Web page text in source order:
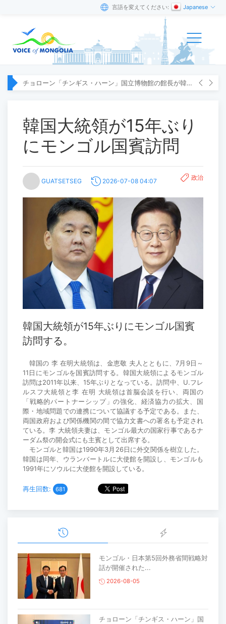
言語を変えてください: Japanese
チョローン「チンギス・ハーン」国立博物館の館長が韓国へ出張
韓国大統領が15年ぶり
にモンゴル国賓訪問
GUATSETSEG 2026-07-08 04:07 政治
韓国大統領が15年ぶりにモンゴル国賓
訪問する。
韓国の 李 在明大統領は、金恵敬 夫人とともに、7月9日～
11日にモンゴルを国賓訪問する。韓国大統領によるモンゴル
訪問は2011年以来、15年ぶりとなっている。訪問中、U.フレ
ルスフ大統領と李 在明 大統領は首脳会談を行い、両国の
「戦略的パートナーシップ」の強化、経済協力の拡大、国
際・地域問題での連携について協議する予定である。また、
両国政府および関係機関の間で協力文書への署名も予定され
ている。李 大統領夫妻は、モンゴル最大の国家行事であるナ
ーダム祭の開会式にも主賓として出席する。
モンゴルと韓国は1990年3月26日に外交関係を樹立した。
韓国は同年、ウランバートルに大使館を開設し、モンゴルも
1991年にソウルに大使館を開設している。
再生回数: 681
モンゴル・日本第5回外務省間戦略対
話が開催された...
2026-08-05
チョローン「チンギス・ハーン」国